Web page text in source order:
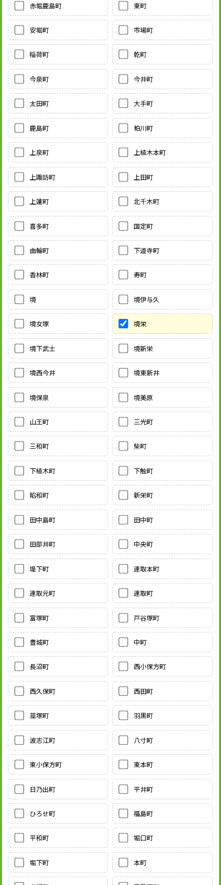
赤堀鹿島町 東町
安堀町 市場町
稲荷町 乾町
今泉町 今井町
太田町 大手町
鹿島町 粕川町
上泉町 上植木本町
上諏訪町 上田町
上蓮町 北千木町
喜多町 国定町
曲輪町 下道寺町
香林町 寿町
境 境伊与久
境女塚 境栄
境下武士 境新栄
境西今井 境東新井
境保泉 境美原
山王町 三光町
三和町 柴町
下植木町 下触町
昭和町 新栄町
田中島町 田中町
田部井町 中央町
堤下町 連取本町
連取元町 連取町
富塚町 戸谷塚町
豊城町 中町
長沼町 西小保方町
西久保町 西田町
韮塚町 羽黒町
波志江町 八寸町
東小保方町 東本町
日乃出町 平井町
ひろせ町 福島町
平和町 堀口町
堀下町 本町